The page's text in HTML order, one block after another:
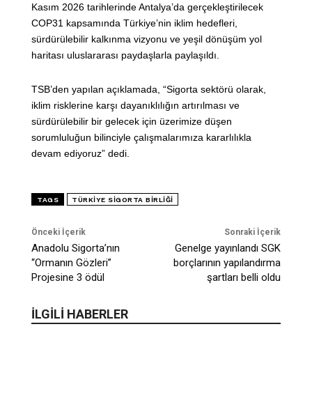
Kasım 2026 tarihlerinde Antalya’da gerçekleştirilecek
COP31 kapsamında Türkiye’nin iklim hedefleri,
sürdürülebilir kalkınma vizyonu ve yeşil dönüşüm yol
haritası uluslararası paydaşlarla paylaşıldı.
TSB’den yapılan açıklamada, “Sigorta sektörü olarak,
iklim risklerine karşı dayanıklılığın artırılması ve
sürdürülebilir bir gelecek için üzerimize düşen
sorumluluğun bilinciyle çalışmalarımıza kararlılıkla
devam ediyoruz” dedi.
TAGS TÜRKIYE SIGORTA BIRLIĞI
Önceki İçerik
Anadolu Sigorta’nın
“Ormanın Gözleri”
Projesine 3 ödül
Sonraki İçerik
Genelge yayınlandı SGK
borçlarının yapılandırma
şartları belli oldu
İLGİLİ HABERLER